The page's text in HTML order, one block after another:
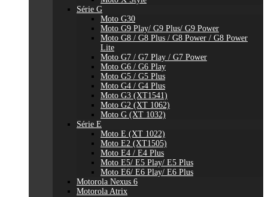
Série G
Moto G30
Moto G9 Play/ G9 Plus/ G9 Power
Moto G8 / G8 Plus / G8 Power / G8 Power
Lite
Moto G7 / G7 Play / G7 Power
Moto G6 / G6 Play
Moto G5 / G5 Plus
Moto G4 / G4 Plus
Moto G3 (XT1541)
Moto G2 (XT 1062)
Moto G (XT 1032)
Série E
Moto E (XT 1022)
Moto E2 (XT1505)
Moto E4 / E4 Plus
Moto E5/ E5 Play/ E5 Plus
Moto E6/ E6 Play/ E6 Plus
Motorola Nexus 6
Motorola Atrix